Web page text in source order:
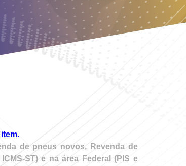
de pneus novos, Revenda de
ST) e na área Federal (PIS e